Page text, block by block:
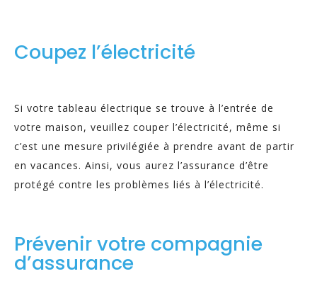
Coupez l’électricité
Si votre tableau électrique se trouve à l’entrée de
votre maison, veuillez couper l’électricité, même si
c’est une mesure privilégiée à prendre avant de partir
en vacances. Ainsi, vous aurez l’assurance d’être
protégé contre les problèmes liés à l’électricité.
Prévenir votre compagnie
d’assurance